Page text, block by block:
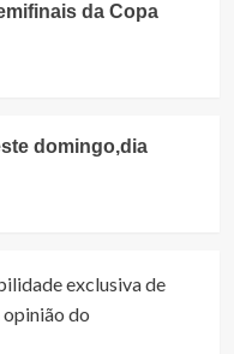
da Copa
domingo,dia
exclusiva de
opinião do